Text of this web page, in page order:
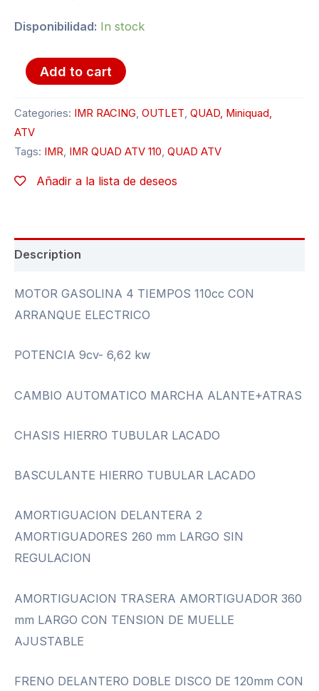
Disponibilidad: In stock
Add to cart
Categories: IMR RACING, OUTLET, QUAD, Miniquad,
ATV
Tags: IMR, IMR QUAD ATV 110, QUAD ATV
Añadir a la lista de deseos
Description
MOTOR GASOLINA 4 TIEMPOS 110cc CON
ARRANQUE ELECTRICO
POTENCIA 9cv- 6,62 kw
CAMBIO AUTOMATICO MARCHA ALANTE+ATRAS
CHASIS HIERRO TUBULAR LACADO
BASCULANTE HIERRO TUBULAR LACADO
AMORTIGUACION DELANTERA 2
AMORTIGUADORES 260 mm LARGO SIN
REGULACION
AMORTIGUACION TRASERA AMORTIGUADOR 360
mm LARGO CON TENSION DE MUELLE
AJUSTABLE
FRENO DELANTERO DOBLE DISCO DE 120mm CON